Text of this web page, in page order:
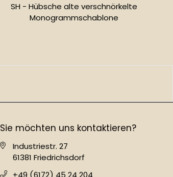
SH - Hübsche alte verschnörkelte
Monogrammschablone
Sie möchten uns kontaktieren?
Industriestr. 27
61381 Friedrichsdorf
+49 (6172) 45 24 204